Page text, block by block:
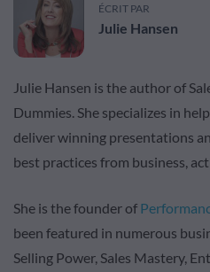
ÉCRIT PAR
Julie Hansen
Julie Hansen is the author of
Dummies. She specializes in
deliver winning presentations
best practices from business,
She is the founder of
been featured in numerous
Selling Power, Sales Mastery,